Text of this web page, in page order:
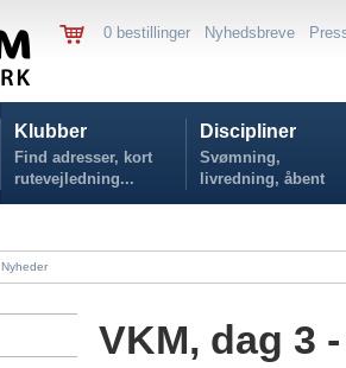
0 bestillinger Nyhedsbreve
Klubber
Find adresser, kort
rutevejledning...
Discipliner
Svømning,
livredning, åbent
vand...
Nyheder
VKM, dag 3